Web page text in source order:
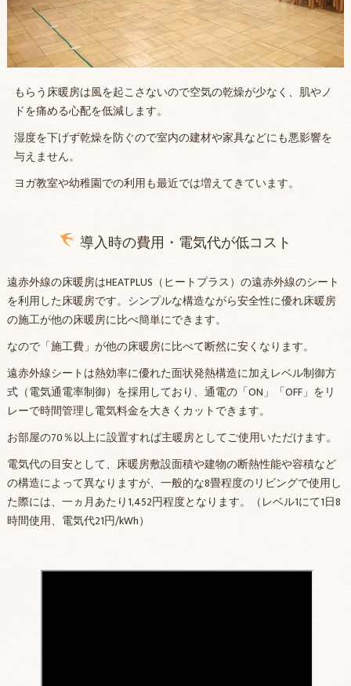
もらう床暖房は風を起こさないので空気の乾燥が少なく、肌やノ
ドを痛める心配を低減します。
湿度を下げず乾燥を防ぐので室内の建材や家具などにも悪影響を
与えません。
ヨガ教室や幼稚園での利用も最近では増えてきています。
導入時の費用・電気代が低コスト
遠赤外線の床暖房はHEATPLUS（ヒートプラス）の遠赤外線のシート
を利用した床暖房です。シンプルな構造ながら安全性に優れ床暖房
の施工が他の床暖房に比べ簡単にできます。
なので「施工費」が他の床暖房に比べて断然に安くなります。
遠赤外線シートは熱効率に優れた面状発熱構造に加えレベル制御方
式（電気通電率制御）を採用しており、通電の「ON」「OFF」をリ
レーで時間管理し電気料金を大きくカットできます。
お部屋の70％以上に設置すれば主暖房としてご使用いただけます。
電気代の目安として、床暖房敷設面積や建物の断熱性能や容積など
の構造によって異なりますが、一般的な8畳程度のリビングで使用し
た際には、一ヵ月あたり1,452円程度となります。（レベル1にて1日8
時間使用、電気代21円/kWh）